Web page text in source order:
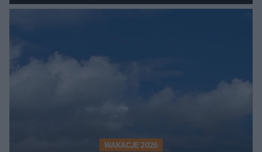
rollercoaster
WAKACJE 2026